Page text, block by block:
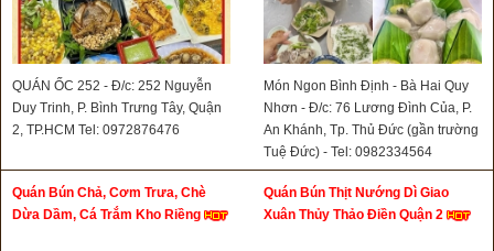
QUÁN ỐC 252 - Đ/c: 252 Nguyễn
Duy Trinh, P. Bình Trưng Tây, Quận
2, TP.HCM Tel: 0972876476
Món Ngon Bình Định - Bà Hai Quy
Nhơn - Đ/c: 76 Lương Đình Của, P.
An Khánh, Tp. Thủ Đức (gần trường
Tuệ Đức) - Tel: 0982334564
Quán Bún Chả, Cơm Trưa, Chè
Dừa Dầm, Cá Trắm Kho Riềng
Quán Bún Thịt Nướng Dì Giao
Xuân Thủy Thảo Điền Quận 2